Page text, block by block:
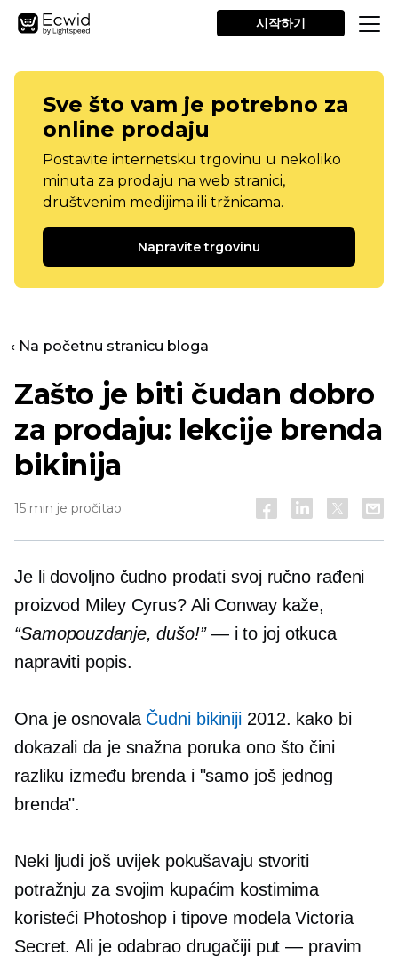
시작하기
Sve što vam je potrebno za
online prodaju
Postavite internetsku trgovinu u nekoliko
minuta za prodaju na web stranici,
društvenim medijima ili tržnicama.
Napravite trgovinu
‹ Na početnu stranicu bloga
Zašto je biti čudan dobro
za prodaju: lekcije brenda
bikinija
15 min je pročitao
Je li dovoljno čudno prodati svoj ručno rađeni
proizvod Miley Cyrus? Ali Conway kaže,
“Samopouzdanje, dušo!”— i to joj otkuca
napraviti popis.
Ona je osnovala Čudni bikiniji 2012. kako bi
dokazali da je snažna poruka ono što čini
razliku između brenda i "samo još jednog
brenda".
Neki ljudi još uvijek pokušavaju stvoriti
potražnju za svojim kupaćim kostimima
koristeći Photoshop i tipove modela Victoria
Secret. Ali je odabrao drugačiji put — pravim